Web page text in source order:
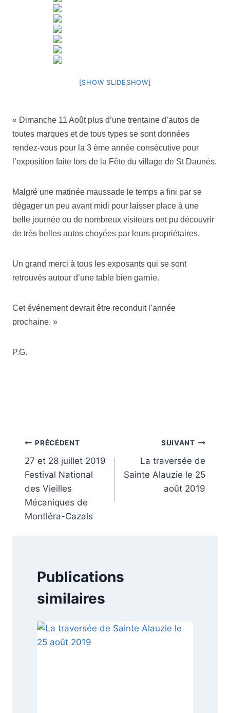
[SHOW SLIDESHOW]
« Dimanche 11 Août plus d’une trentaine d’autos de
toutes marques et de tous types se sont données
rendez-vous pour la 3 ème année consécutive pour
l’exposition faite lors de la Fête du village de St Daunès.
Malgré une matinée maussade le temps a fini par se
dégager un peu avant midi pour laisser place à une
belle journée ou de nombreux visiteurs ont pu découvrir
de très belles autos choyées par leurs propriétaires.
Un grand merci à tous les exposants qui se sont
retrouvés autour d’une table bien garnie.
Cet événement devrait être reconduit l’année
prochaine. »
P.G.
Navigation
de
l’article
PRÉCÉDENT
27 et 28 juillet 2019
Festival National
des Vieilles
Mécaniques de
Montléra-Cazals
SUIVANT
La traversée de
Sainte Alauzie le 25
août 2019
Publications
similaires